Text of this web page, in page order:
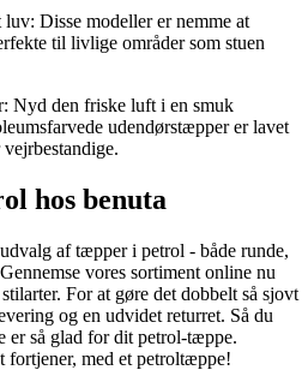
Disse modeller er nemme at
til livlige områder som stuen
Nyd den friske luft i en smuk
udendørstæpper er lavet
hos benuta
af tæpper i petrol - både runde,
vores sortiment online nu
For at gøre det dobbelt så sjovt
og en udvidet returret. Så du
er så glad for dit petrol-tæppe.
fortjener, med et petroltæppe!